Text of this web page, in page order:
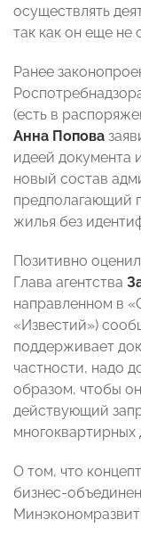
осуществлять
так как он еще не
Ранее
(есть в
Анна Попова
идеей документа
новый состав
предполагающий
жилья без
Позитивно
Глава агентства
направленном в
«Известий»)
поддерживает
частности, надо
образом, чтобы
действующий
многоквартирных
О том, что
бизнес-